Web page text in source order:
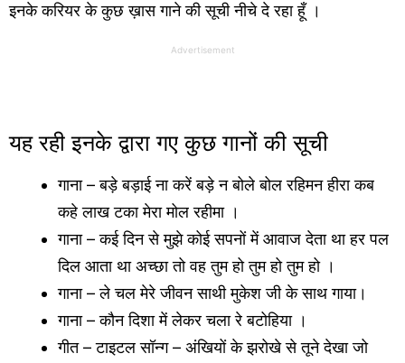
इनके करियर के कुछ ख़ास गाने की सूची नीचे दे रहा हूँ ।
Advertisement
यह रही इनके द्वारा गए कुछ गानों की सूची
गाना – बड़े बड़ाई ना करें बड़े न बोले बोल रहिमन हीरा कब
कहे लाख टका मेरा मोल रहीमा ।
गाना – कई दिन से मुझे कोई सपनों में आवाज देता था हर पल
दिल आता था अच्छा तो वह तुम हो तुम हो तुम हो ।
गाना – ले चल मेरे जीवन साथी मुकेश जी के साथ गाया।
गाना – कौन दिशा में लेकर चला रे बटोहिया ।
गीत – टाइटल सॉन्ग – अंखियों के झरोखे से तूने देखा जो